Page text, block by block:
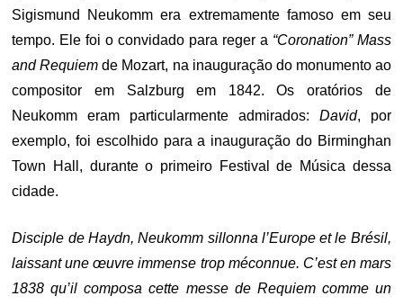
Sigismund Neukomm era extremamente famoso em seu
tempo. Ele foi o convidado para reger a “Coronation” Mass
and Requiem de Mozart, na inauguração do monumento ao
compositor em Salzburg em 1842. Os oratórios de
Neukomm eram particularmente admirados: David, por
exemplo, foi escolhido para a inauguração do Birminghan
Town Hall, durante o primeiro Festival de Música dessa
cidade.
Disciple de Haydn, Neukomm sillonna l’Europe et le Brésil,
laissant une œuvre immense trop méconnue. C’est en mars
1838 qu’il composa cette messe de Requiem comme un